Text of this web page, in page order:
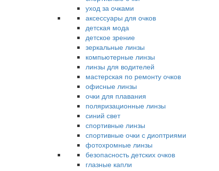
уход за очками
аксессуары для очков
детская мода
детское зрение
зеркальные линзы
компьютерные линзы
линзы для водителей
мастерская по ремонту очков
офисные линзы
очки для плавания
поляризационные линзы
синий свет
спортивные линзы
спортивные очки с диоптриями
фотохромные линзы
безопасность детских очков
глазные капли